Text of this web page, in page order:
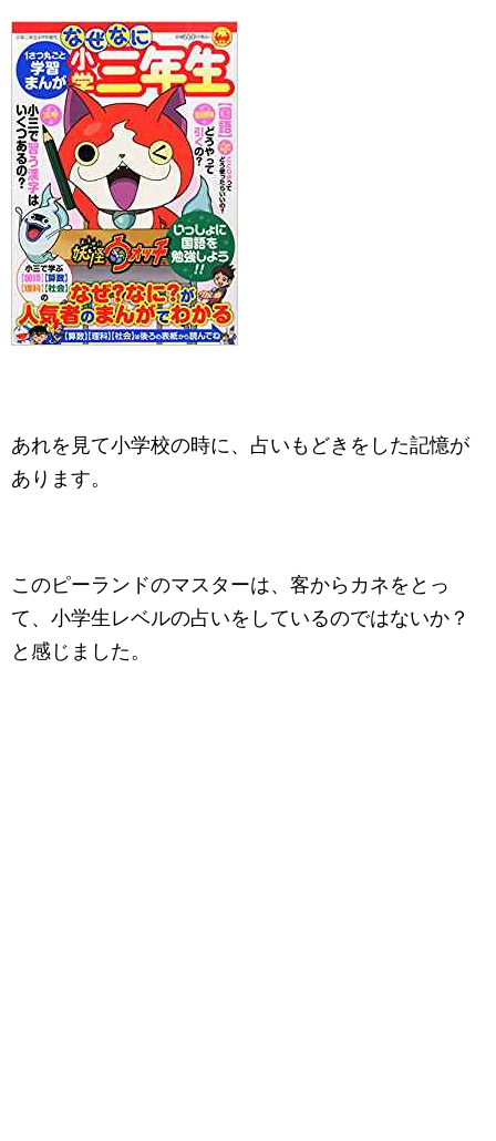
あれを見て小学校の時に、占いもどきをした記憶が
あります。
このピーランドのマスターは、客からカネをとっ
て、小学生レベルの占いをしているのではないか？
と感じました。